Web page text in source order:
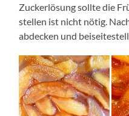
Zuckerlösung sollte die
stellen ist nicht nötig.
abdecken und